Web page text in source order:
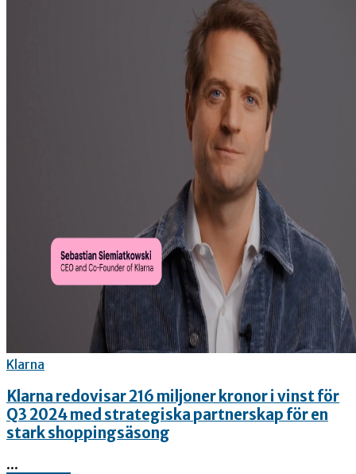
Klarna
Klarna redovisar 216 miljoner kronor i vinst för
Q3 2024 med strategiska partnerskap för en
stark shoppingsäsong
...